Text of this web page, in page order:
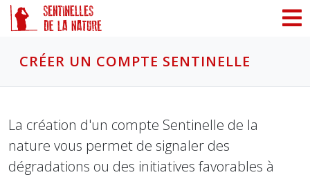
CRÉER UN COMPTE SENTINELLE
La création d'un compte Sentinelle de la
nature vous permet de signaler des
dégradations ou des initiatives favorables à
Panneau de gestion des cookies